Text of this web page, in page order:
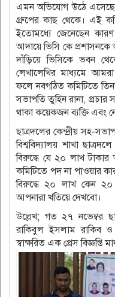
এমন অভিযোগ উঠে এসেছে
গ্রুপের কাছ থেকে। এই
ইতোমধ্যে জেনেছেন কারণ
আদায়ে ভিসি কে
দাঁড়িয়ে ভিসিকে ভবন
লেখালেখির মাধ্যমে
ফলে নবগঠিত কমিটিতে
সভাপতি তুহিন রানা,
থাকা কয়েকজন ব্যক্তি এবং
ছাত্রদলের কেন্দ্রীয় সহ-
বিশ্ববিদ্যালয় শাখা
বিরুদ্ধে যে ২০ লাখ
কমিটিতে পদ না পাওয়ার
বিরুদ্ধে ২০ লাখ কেন ২০
আপনারা খতিয়ে দেখবো।
‎উল্লেখ; গত ২৭ নভেম্বর
রাকিবুল ইসলাম রাকিব ও
স্বাক্ষরিত এক প্রেস বিজ্ঞপ্তি